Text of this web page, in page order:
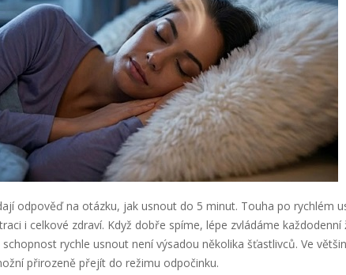
odpověď na otázku, jak usnout do 5 minut. Touha po rychlém
i celkové zdraví. Když dobře spíme, lépe zvládáme
rychle usnout není výsadou několika šťastlivců. Ve
přirozeně přejít do režimu odpočinku.